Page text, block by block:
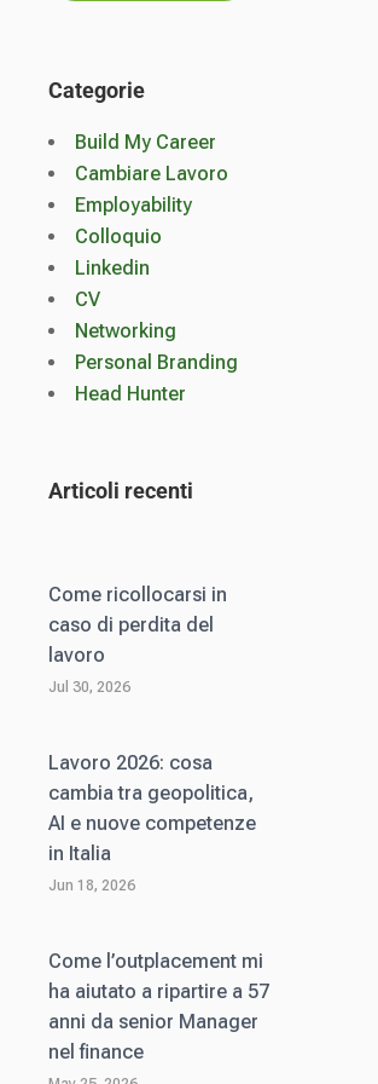
Categorie
Build My Career
Cambiare Lavoro
Employability
Colloquio
Linkedin
CV
Networking
Personal Branding
Head Hunter
Articoli recenti
Come ricollocarsi in
caso di perdita del
lavoro
Jul 30, 2026
Lavoro 2026: cosa
cambia tra geopolitica,
AI e nuove competenze
in Italia
Jun 18, 2026
Come l’outplacement mi
ha aiutato a ripartire a 57
anni da senior Manager
nel finance